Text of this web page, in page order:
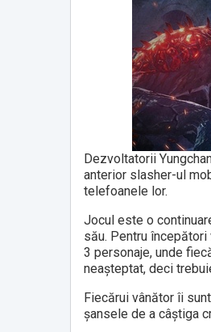
Dezvoltatorii
anterior slasher-ul
telefoanele lor.
Jocul este o
său. Pentru
3 personaje, unde
neașteptat, deci
Fiecărui vânător îi
șansele de a câștiga